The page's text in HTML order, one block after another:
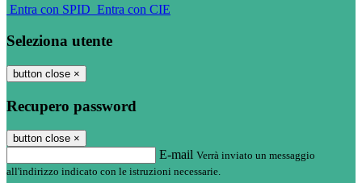
Entra con SPID Entra con CIE
Seleziona utente
button close ×
Recupero password
button close ×
E-mail Verrà inviato un messaggio
all'indirizzo indicato con le istruzioni necessarie.